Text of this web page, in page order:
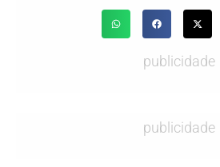
publicidade
publicidade